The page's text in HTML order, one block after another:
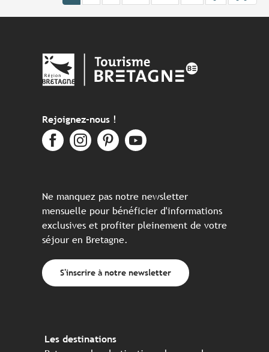
Rejoignez-nous !
Ne manquez pas notre newsletter
mensuelle pour bénéficier d'informations
exclusives et profiter pleinement de votre
séjour en Bretagne.
S'inscrire à notre newsletter
Les destinations